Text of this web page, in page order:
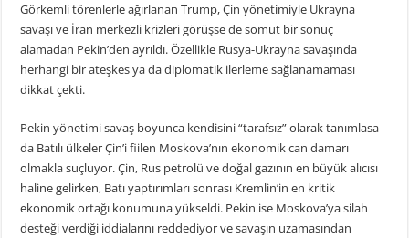
Görkemli törenlerle ağırlanan Trump, Çin yönetimiyle Ukrayna
savaşı ve İran merkezli krizleri görüşse de somut bir sonuç
alamadan Pekin’den ayrıldı. Özellikle Rusya-Ukrayna savaşında
herhangi bir ateşkes ya da diplomatik ilerleme sağlanamaması
dikkat çekti.
Pekin yönetimi savaş boyunca kendisini “tarafsız” olarak tanımlasa
da Batılı ülkeler Çin’i fiilen Moskova’nın ekonomik can damarı
olmakla suçluyor. Çin, Rus petrolü ve doğal gazının en büyük alıcısı
haline gelirken, Batı yaptırımları sonrası Kremlin’in en kritik
ekonomik ortağı konumuna yükseldi. Pekin ise Moskova’ya silah
desteği verdiği iddialarını reddediyor ve savaşın uzamasından